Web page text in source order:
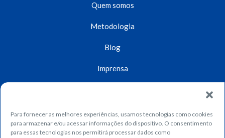
Para fornecer as melhores experiências, usamos tecnologias como cookies
para armazenar e/ou acessar informações do dispositivo. O consentimento
para essas tecnologias nos permitirá processar dados como
Quem somos
Metodologia
Blog
Imprensa
Contato
Dúvidas